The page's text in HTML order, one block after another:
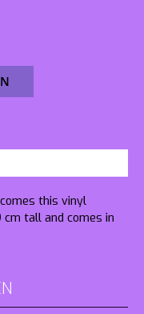
this vinyl
cm tall and comes in